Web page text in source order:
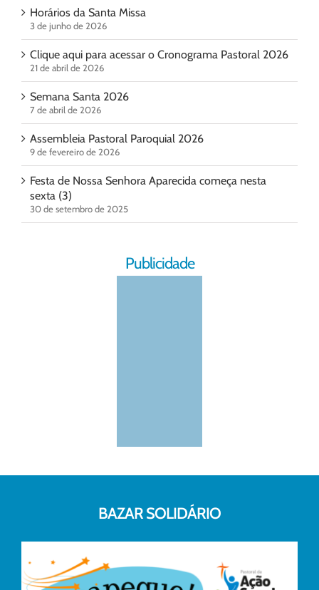
Horários da Santa Missa
3 de junho de 2026
Clique aqui para acessar o Cronograma Pastoral 2026
21 de abril de 2026
Semana Santa 2026
7 de abril de 2026
Assembleia Pastoral Paroquial 2026
9 de fevereiro de 2026
Festa de Nossa Senhora Aparecida começa nesta
sexta (3)
30 de setembro de 2025
Publicidade
BAZAR SOLIDÁRIO